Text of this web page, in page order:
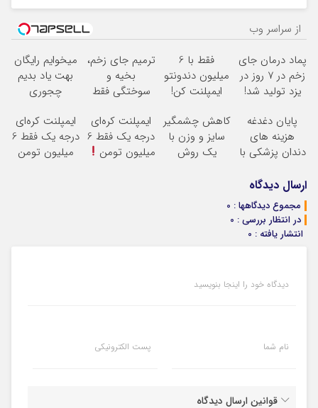
از سراسر وب
پماد درمان جای
زخم در ۷ روز در
یزد تولید شد!
فقط با 6
میلیون دندونتو
ایمپلنت کن!
ترمیم جای زخم،
بخیه و
سوختگی فقط
میخوایم رایگان
بهت یاد بدیم
چجوری
نداری امتحانش
مجانیه
پایان دغدغه
هزینه های
دندان پزشکی با
خانگی
کاهش چشمگیر
سایز و وزن با
یک روش
ایمپلنت کره‌ای
درجه یک فقط 6
میلیون تومن
ایمپلنت کره‌ای
درجه یک فقط 6
میلیون تومن
ارسال دیدگاه
مجموع دیدگاهها : 0
در انتظار بررسی : 0
انتشار یافته : 0
دیدگاه خود را اینجا بنویسید
نام شما پست الکترونیکی
قوانین ارسال دیدگاه